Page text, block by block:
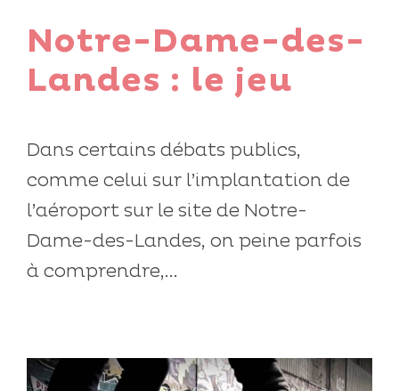
Notre-Dame-des-
Landes : le jeu
Dans certains débats publics,
comme celui sur l’implantation de
l’aéroport sur le site de Notre-
Dame-des-Landes, on peine parfois
à comprendre,...